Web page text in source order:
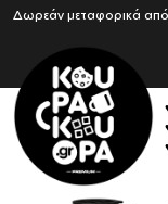
Δωρεάν μεταφορικά